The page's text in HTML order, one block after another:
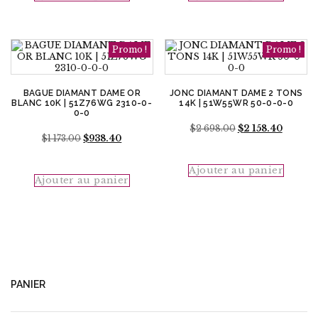
Promo !
BAGUE DIAMANT DAME OR
BLANC 10K | 51Z76WG 2310-0-
0-0
$1 173.00Le
$1
$938.40Le
$938.40.
Ajouter au panier
Promo !
JONC DIAMANT DAME 2 TONS
14K | 51W55WR 50-0-0-0
$2 698.00 Le
$2
$2 158.40Le
$2
Ajouter au panier
PANIER